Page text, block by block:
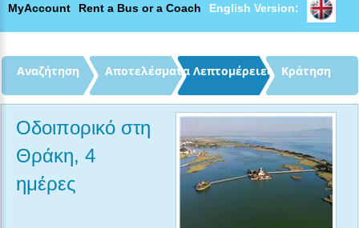
MyAccount Rent a Bus or a Coach English Version: